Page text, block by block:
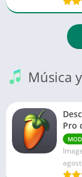
Música
Pro
MOD